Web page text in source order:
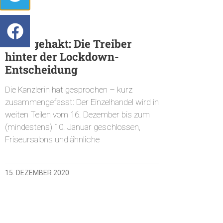
Nachgehakt: Die Treiber
hinter der Lockdown-
Entscheidung
Die Kanzlerin hat gesprochen – kurz
zusammengefasst: Der Einzelhandel wird in
weiten Teilen vom 16. Dezember bis zum
(mindestens) 10. Januar geschlossen,
Friseursalons und ähnliche
15. DEZEMBER 2020